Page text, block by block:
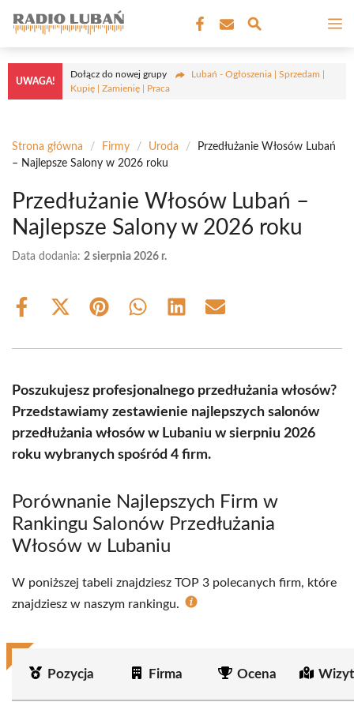
treści
UWAGA!
Dołącz do nowej grupy
Lubań - Ogłoszenia | Sprzedam |
Kupię | Zamienię | Praca
Strona główna / Firmy / Uroda /
Przedłużanie Włosów Lubań
– Najlepsze Salony w 2026 roku
Przedłużanie Włosów Lubań –
Najlepsze Salony w 2026 roku
Data dodania: 2 sierpnia 2026 r.
Share
Share
(Twitter)
Share Share Share Share
Poszukujesz profesjonalnego przedłużania włosów?
Przedstawiamy zestawienie najlepszych salonów
przedłużania włosów w Lubaniu w sierpniu 2026
roku wybranych spośród 4 firm.
Porównanie Najlepszych Firm w
Rankingu Salonów Przedłużania
Włosów w Lubaniu
W poniższej tabeli znajdziesz TOP 3 polecanych firm, które
znajdziesz w naszym rankingu.
Pozycja Firma Ocena